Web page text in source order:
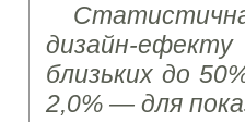
Статистична
дизайн-
близьких до
2,0% — для